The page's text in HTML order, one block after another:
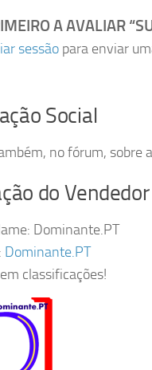
A AVALIAR
sessão para enviar
Social
no fórum, sobre
do Vendedor
Dominante.PT
Dominante.PT
classificações!